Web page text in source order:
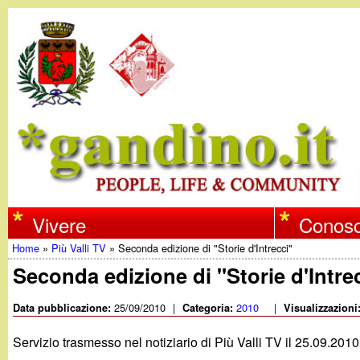
w
w
w
.
Vivere
Tu
sei
qui
Home » Più Valli TV »Seconda edizione di "Storie d'Intrecci"
Seconda edizione di "Storie
Data pubblicazione:25/09/2010 | Categoria:2010 |
Servizio trasmesso nel notiziario di Più Valli TV il 25.09.2010